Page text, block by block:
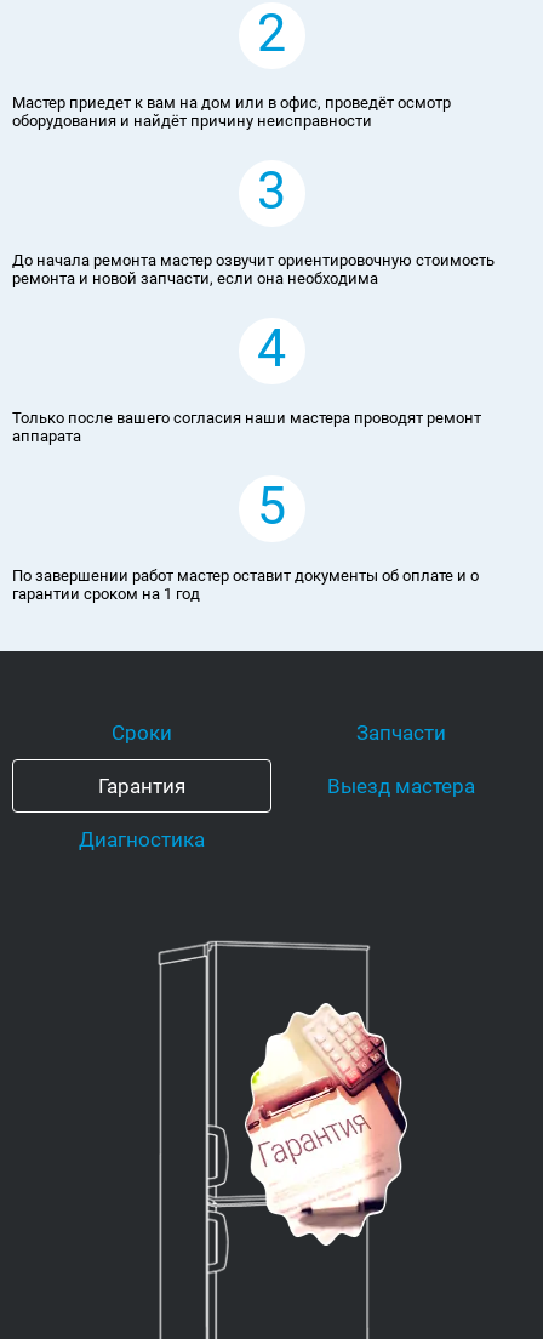
2
Мастер приедет к вам на дом или в офис, проведёт осмотр
оборудования и найдёт причину неисправности
3
До начала ремонта мастер озвучит ориентировочную стоимость
ремонта и новой запчасти, если она необходима
4
Только после вашего согласия наши мастера проводят ремонт
аппарата
5
По завершении работ мастер оставит документы об оплате и о
гарантии сроком на 1 год
Сроки Запчасти
Гарантия Выезд мастера
Диагностика